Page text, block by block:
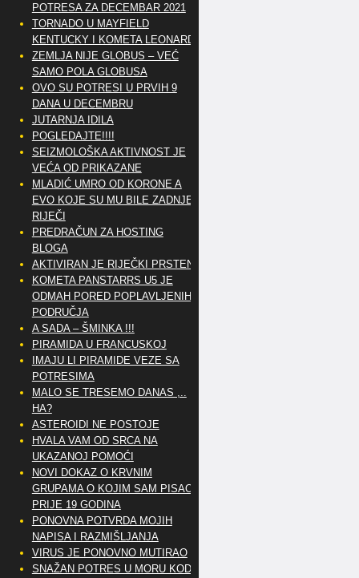
POTRESA ZA DECEMBAR 2021
TORNADO U MAYFIELD
KENTUCKY I KOMETA LEONARD
ZEMLJA NIJE GLOBUS – VEĆ
SAMO POLA GLOBUSA
OVO SU POTRESI U PRVIH 9
DANA U DECEMBRU
JUTARNJA IDILA
POGLEDAJTE!!!!
SEIZMOLOŠKA AKTIVNOST JE
VEĆA OD PRIKAZANE
MLADIĆ UMRO OD KORONE A
EVO KOJE SU MU BILE ZADNJE
RIJEČI
PREDRAČUN ZA HOSTING
BLOGA
AKTIVIRAN JE RIJEČKI PRSTEN
KOMETA PANSTARRS U5 JE
ODMAH PORED POPLAVLJENIH
PODRUČJA
A SADA – ŠMINKA !!!
PIRAMIDA U FRANCUSKOJ
IMAJU LI PIRAMIDE VEZE SA
POTRESIMA
MALO SE TRESEMO DANAS ,..
HA?
ASTEROIDI NE POSTOJE
HVALA VAM OD SRCA NA
UKAZANOJ POMOĆI
NOVI DOKAZ O KRVNIM
GRUPAMA O KOJIM SAM PISAO
PRIJE 19 GODINA
PONOVNA POTVRDA MOJIH
NAPISA I RAZMIŠLJANJA
VIRUS JE PONOVNO MUTIRAO
SNAŽAN POTRES U MORU KOD